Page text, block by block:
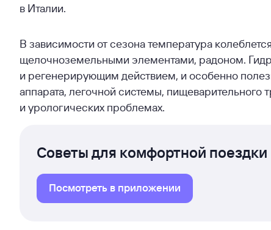
в Италии.
В зависимости от сезона температура
щелочноземельными элементами, радоном.
и регенерирующим действием, и особенно
аппарата, легочной системы, пищеварительного
и урологических проблемах.
Советы для комфортной поездки
Посмотреть в приложении